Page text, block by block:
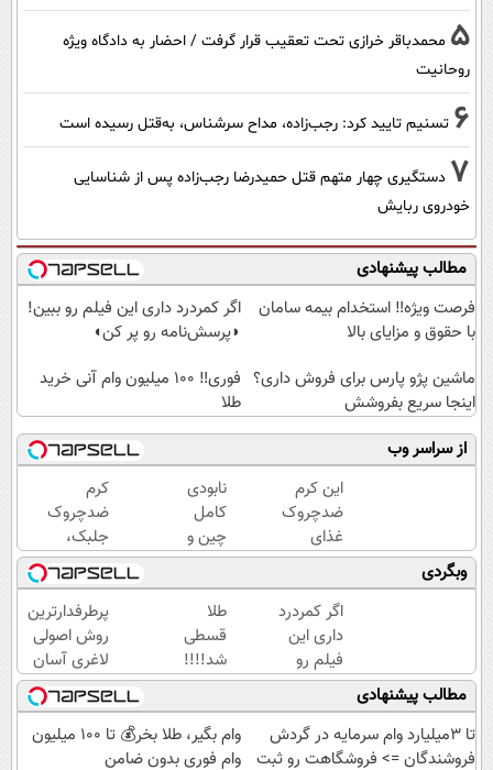
5 محمدباقر خرازی تحت تعقیب قرار گرفت / احضار به دادگاه ویژه
روحانیت
6 تسنیم تایید کرد: رجب‌زاده، مداح سرشناس، به‌قتل رسیده است
7 دستگیری چهار متهم قتل حمیدرضا رجب‌زاده پس از شناسایی
خودروی ربایش
مطالب پیشنهادی
فرصت ویژه‼️ استخدام بیمه سامان
با حقوق و مزایای بالا
اگر کمردرد داری این فیلم رو ببین!
◗پرسش‌نامه رو پر کن◖
ماشین پژو پارس برای فروش داری؟
اینجا سریع بفروشش
فوری‼️ 100 میلیون وام آنی خرید
طلا
از سراسر وب
این کرم
ضدچروک
غذای
پوستت
رو تامین
میکنه
(خرید با
40%تخفیف)
نابودی
کامل
چین و
چروک
با کرم
آلمانی۴۰٪تخفیف
کرم
ضدچروک
جلبک،
جوانسازی
طبیعی
پوست
شما40%تخفیف
وبگردی
اگر کمردرد
داری این
فیلم رو
ببین!
◗پرسش‌نامه
رو پر کن◖
طلا
قسطی
شد!!!!
💰🔥
پرطرفدارترین
روش اصولی
لاغری آسان
👈🏻چربیسوز
گیاهی(تخفیف
فقط امروز)
مطالب پیشنهادی
تا 3میلیارد وام سرمایه در گردش
فروشندگان => فروشگاهت رو ثبت
وام بگیر، طلا بخر💰 تا 100 میلیون
وام فوری بدون ضامن